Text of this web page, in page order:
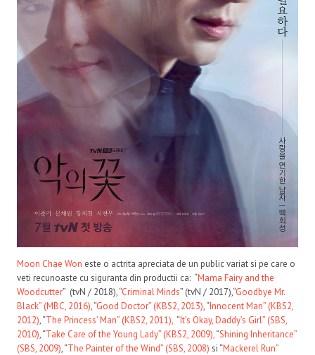
Moon Chae Won este o actrita apreciata de un public variat si pe care o
veti recunoaste cu siguranta din productii ca: “Mama Fairy and the
Woodcutter” (tvN / 2018), “Criminal Minds” (tvN / 2017),“Goodbye Mr.
Black” (MBC, 2016), “Good Doctor” (KBS2, 2013), “Innocent Man” (KBS2,
2012), “The Princess’ Man” (KBS2, 2011), “It’s Okay, Daddy’s Girl” (SBS,
2010), “Take Care of the Young Lady” (KBS2, 2009),“Shining Inheritance”
(SBS, 2009), “The Painter of the Wind” (SBS, 2008) si “Mackerel Run”